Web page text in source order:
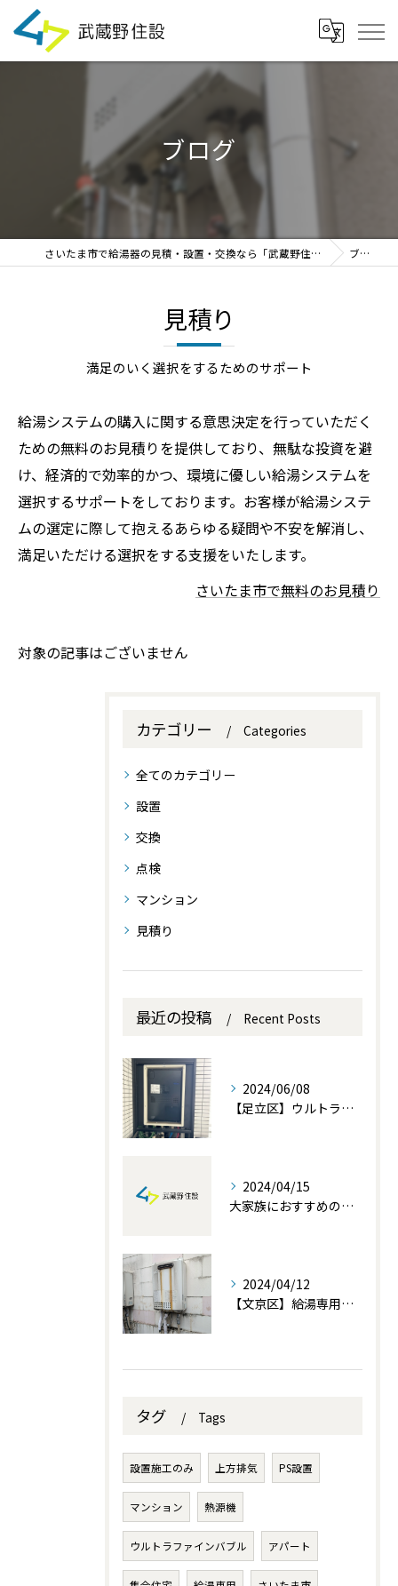
ブログ
さいたま市で給湯器の見積・設置・交換なら「武蔵野住設」 ブログ
見積り
満足のいく選択をするためのサポート
給湯システムの購入に関する意思決定を行っていただく
ための無料のお見積りを提供しており、無駄な投資を避
け、経済的で効率的かつ、環境に優しい給湯システムを
選択するサポートをしております。お客様が給湯システ
ムの選定に際して抱えるあらゆる疑問や不安を解消し、
満足いただける選択をする支援をいたします。
さいたま市で無料のお見積り
対象の記事はございません
カテゴリー Categories
全てのカテゴリー
設置
交換
点検
マンション
見積り
最近の投稿 Recent Posts
2024/06/08
【足立区】ウルトラファインバブル内蔵熱源機の交換設置を行いました。
2024/04/15
大家族におすすめの給湯器！家族みんなが快適に過ごせる温かい暮らしを実現！
2024/04/12
【文京区】給湯専用交換設置を行いました。
タグ Tags
設置施工のみ 上方排気 PS設置
マンション 熱源機
ウルトラファインバブル アパート